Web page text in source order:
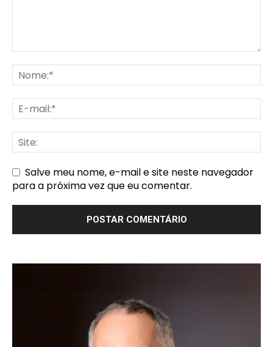
Salve meu nome, e-mail e site neste navegador
para a próxima vez que eu comentar.